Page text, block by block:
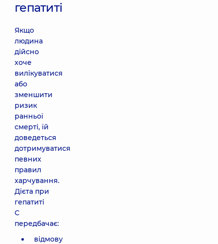
гепатиті
Якщо
людина
дійсно
хоче
вилікуватися
або
зменшити
ризик
ранньої
смерті, їй
доведеться
дотримуватися
певних
правил
харчування.
Дієта при
гепатиті
C
передбачає:
відмову